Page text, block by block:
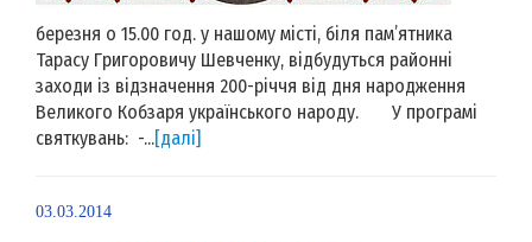
березня о 15.00 год. у нашому місті, біля пам’ятника
Тарасу Григоровичу Шевченку, відбудуться районні
заходи із відзначення 200-річчя від дня народження
Великого Кобзаря українського народу. У програмі
святкувань: -...[далі]
03.03.2014